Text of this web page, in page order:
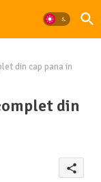
din cap pana in
din
share